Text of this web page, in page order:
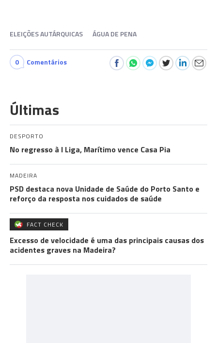
ELEIÇÕES AUTÁRQUICAS ÁGUA DE PENA
0 Comentários
Últimas
DESPORTO
No regresso à I Liga, Marítimo vence Casa Pia
MADEIRA
PSD destaca nova Unidade de Saúde do Porto Santo e
reforço da resposta nos cuidados de saúde
FACT CHECK
Excesso de velocidade é uma das principais causas dos
acidentes graves na Madeira?